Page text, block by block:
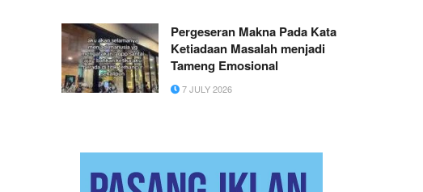
Pergeseran Makna Pada Kata
Ketiadaan Masalah menjadi
Tameng Emosional
7 JULY 2026